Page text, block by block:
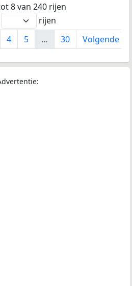
8 van 240 rijen
rijen
4 5 … 30 Volgende